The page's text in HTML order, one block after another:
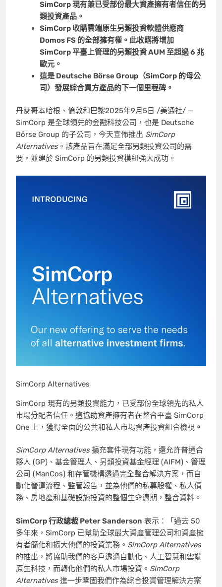
SimCorp 現有兼已受部份最大資產擁有者信任的另
類投資產品。
SimCorp 收購雲端原生另類投資軟體供應商
Domos FS 的全部擁有權。此收購將增加
SimCorp 平臺上管理的另類投資 AUM 至超過 6 兆
歐元。
這是 Deutsche Börse Group（SimCorp 的母公
司）發展綜合買方產品的下一個里程碑。
丹麥哥本哈根、倫敦和巴黎2025年9月5日 /美通社/ —
SimCorp 是全球領先的金融科技公司，也是 Deutsche
Börse Group 的子公司，今天宣佈推出 SimCorp
Alternatives。該產品旨在滿足全部另類投資公司的需
要，並建於 SimCorp 的另類投資模組強大成功。
SimCorp Alternatives
SimCorp 現有的另類投資能力，已受部份全球領先的私人
市場分配者信任。這協助資產擁有者在整合平臺 SimCorp
One 上，獲得全面的公共和私人市場資產投資組合檢視 。
SimCorp Alternatives擴充套件現有功能，還允許普通合
夥人 (GP)、基金管理人、另類投資基金經理 (AIFM)、管理
公司 (ManCos) 和存管機構透過完全整合解決方案，而自
動化營運流程、監管報告，並為他們的私募股權、私人債
務、房地產和基礎設施投資的整個生命週期，整合資料。
SimCorp 行政總裁 Peter Sanderson 表示：「過去 50
多年來，SimCorp 已幫助全球最大資產管理公司和資產擁
有者簡化和擴大他們的投資業務。 SimCorp Alternatives
的推出，將協助我們的客戶透過自動化、人工智慧和雲端
原生科技，而轉化他們的私人市場投資。 SimCorp
Alternatives進一步鞏固我們作為綜合投資管理解決方案